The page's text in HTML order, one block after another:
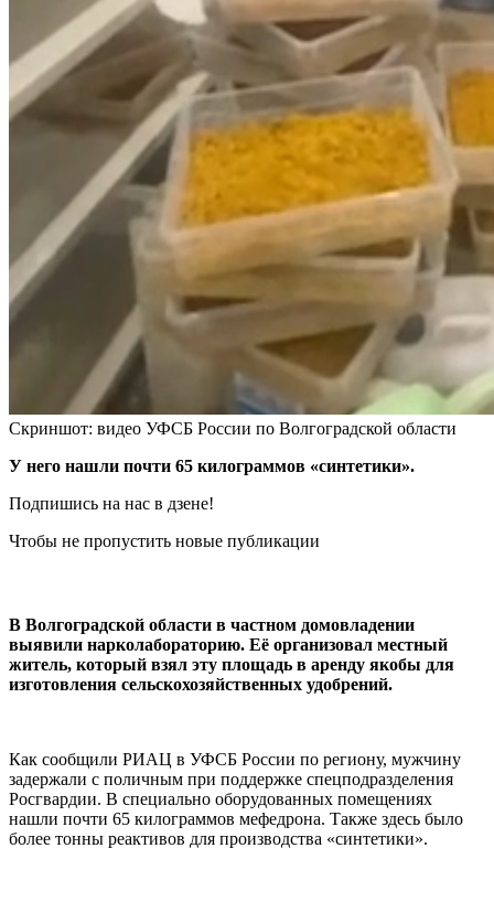
Скриншот: видео УФСБ России по Волгоградской области
У него нашли почти 65 килограммов «синтетики».
Подпишись на нас в дзене!
Чтобы не пропустить новые публикации
В Волгоградской области в частном домовладении
выявили нарколабораторию. Её организовал местный
житель, который взял эту площадь в аренду якобы для
изготовления сельскохозяйственных удобрений.
Как сообщили РИАЦ в УФСБ России по региону, мужчину
задержали с поличным при поддержке спецподразделения
Росгвардии. В специально оборудованных помещениях
нашли почти 65 килограммов мефедрона. Также здесь было
более тонны реактивов для производства «синтетики».